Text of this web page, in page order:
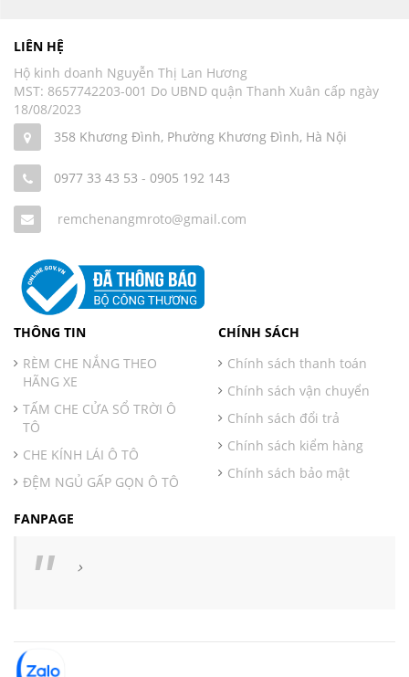
LIÊN HỆ
Hộ kinh doanh Nguyễn Thị Lan Hương
MST: 8657742203-001 Do UBND quận Thanh Xuân cấp ngày
18/08/2023
358 Khương Đình, Phường Khương Đình, Hà Nội
0977 33 43 53 - 0905 192 143
remchenangmroto@gmail.com
THÔNG TIN
RÈM CHE NẮNG THEO
HÃNG XE
TẤM CHE CỬA SỔ TRỜI Ô
TÔ
CHE KÍNH LÁI Ô TÔ
ĐỆM NGỦ GẤP GỌN Ô TÔ
CHÍNH SÁCH
Chính sách thanh toán
Chính sách vận chuyển
Chính sách đổi trả
Chính sách kiểm hàng
Chính sách bảo mật
FANPAGE